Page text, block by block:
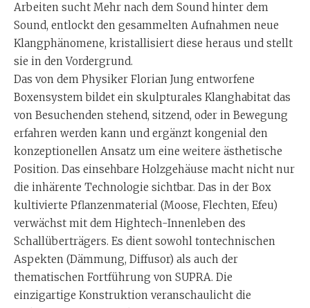
Arbeiten sucht Mehr nach dem Sound hinter dem
Sound, entlockt den gesammelten Aufnahmen neue
Klangphänomene, kristallisiert diese heraus und stellt
sie in den Vordergrund.
Das von dem Physiker Florian Jung entworfene
Boxensystem bildet ein skulpturales Klanghabitat das
von Besuchenden stehend, sitzend, oder in Bewegung
erfahren werden kann und ergänzt kongenial den
konzeptionellen Ansatz um eine weitere ästhetische
Position. Das einsehbare Holzgehäuse macht nicht nur
die inhärente Technologie sichtbar. Das in der Box
kultivierte Pflanzenmaterial (Moose, Flechten, Efeu)
verwächst mit dem Hightech-Innenleben des
Schallüberträgers. Es dient sowohl tontechnischen
Aspekten (Dämmung, Diffusor) als auch der
thematischen Fortführung von SUPRA. Die
einzigartige Konstruktion veranschaulicht die